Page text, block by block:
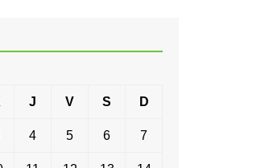
J V S D
4 5 6 7